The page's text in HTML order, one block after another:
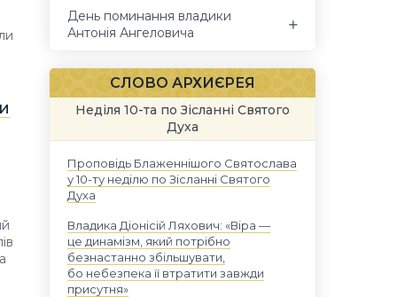
День поминання владики
Антонія Ангеловича
СЛОВО АРХИЄРЕЯ
Неділя 10-та по Зісланні Святого
Духа
Проповідь Блаженнішого Святослава
у 10-ту неділю по Зісланні Святого
Духа
Владика Діонісій Ляхович: «Віра —
це динамізм, який потрібно
безнастанно збільшувати,
бо небезпека її втратити завжди
присутня»